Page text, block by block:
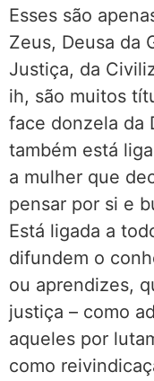
Esses são
Zeus, Deusa da
Justiça, da
ih, são muitos
face donzela da
também está
a mulher que
pensar por si e
Está ligada a
difundem o
ou aprendizes,
justiça – como
aqueles por
como